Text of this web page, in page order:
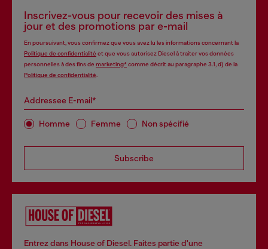
Inscrivez-vous pour recevoir des mises à
jour et des promotions par e-mail
En poursuivant, vous confirmez que vous avez lu les informations concernant la
Politique de confidentialité et que vous autorisez Diesel à traiter vos données
personnelles à des fins de marketing*comme décrit au paragraphe 3.1, d) de la
Politique de confidentialité
Addressee E-mail*
Homme Femme Non spécifié
Subscribe
Entrez dans House of Diesel. Faites partie d'une